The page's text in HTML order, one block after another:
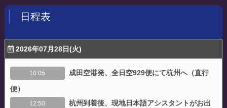
日程表
2026年07月28日(火)
10:05
成田空港発、全日空929便にて杭州へ（直行
便）
12:50
杭州到着後、現地日本語アシスタントがお出